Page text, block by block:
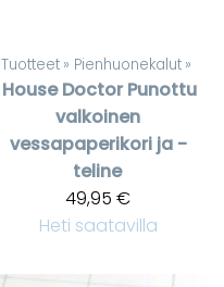
Tuotteet ‪» Pienhuonekalut ‪»
House Doctor Punottu
valkoinen
vessapaperikori ja -
teline
49,95 €
Heti saatavilla